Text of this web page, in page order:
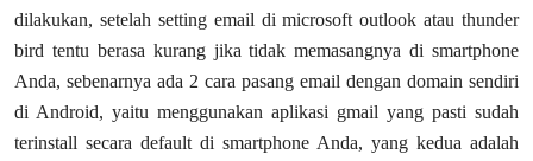
dilakukan, setelah setting email di microsoft outlook atau thunder
bird tentu berasa kurang jika tidak memasangnya di smartphone
Anda, sebenarnya ada 2 cara pasang email dengan domain sendiri
di Android, yaitu menggunakan aplikasi gmail yang pasti sudah
terinstall secara default di smartphone Anda, yang kedua adalah